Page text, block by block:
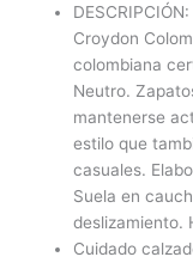
DESCRIPCIÓN:
Croydon
colombiana
Neutro.
mantenerse
estilo que
casuales.
Suela en
deslizamiento.
Cuidado